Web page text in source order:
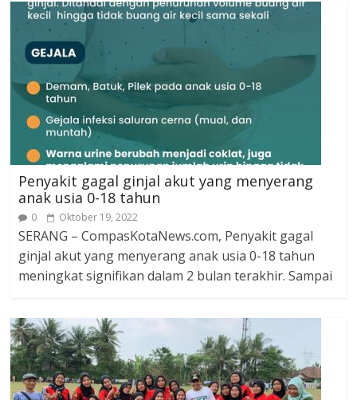
Penyakit gagal ginjal akut yang menyerang
anak usia 0-18 tahun
0 Oktober 19, 2022
SERANG – CompasKotaNews.com, Penyakit gagal
ginjal akut yang menyerang anak usia 0-18 tahun
meningkat signifikan dalam 2 bulan terakhir. Sampai